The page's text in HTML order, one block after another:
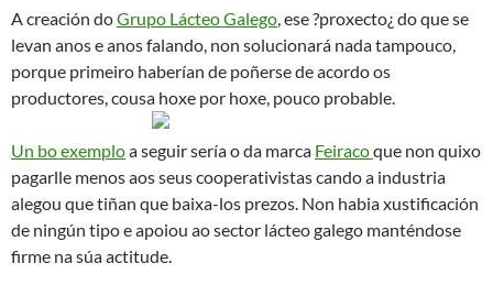
A creación doGrupo Lácteo Galego, ese ?proxecto¿ do que se
levan anos e anos falando, non solucionará nada tampouco,
porque primeiro haberían de poñerse de acordo os
productores, cousa hoxe por hoxe, pouco probable.
Un bo exemploa seguir sería o da marca Feiracoque non quixo
pagarlle menos aos seus cooperativistas cando a industria
alegou que tiñan que baixa-los prezos. Non habia xustificación
de ningún tipo e apoiou ao sector lácteo galego manténdose
firme na súa actitude.